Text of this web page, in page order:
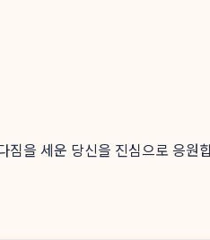
을 세운 당신을 진심으로 응